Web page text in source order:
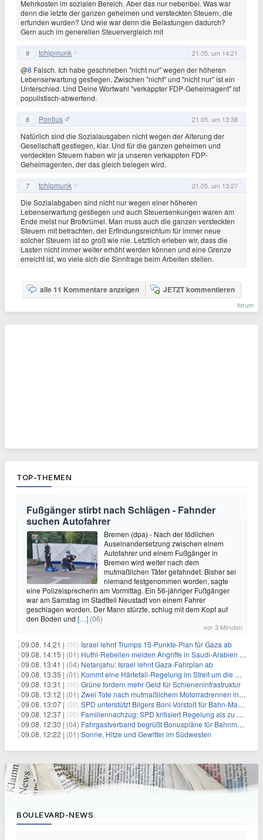
Mehrkosten im sozialen Bereich. Aber das nur nebenbei. Was war
denn die letzte der ganzen geheimen und versteckten Steuern, die
erfunden wurden? Und wie war denn die Belastungen dadurch?
Gern auch im generellen Steuervergleich mit
9 tchipmunk 21.05. um 14:21
@8 Falsch. Ich habe geschrieben "nicht nur" wegen der höheren
Lebenserwartung gestiegen. Zwischen "nicht" und "nicht nur" ist ein
Unterschied. Und Deine Wortwahl "verkappter FDP-Geheimagent" ist
populistisch-abwertend.
8 Pontius 21.05. um 13:38
Natürlich sind die Sozialausgaben nicht wegen der Alterung der
Gesellschaft gestiegen, klar. Und für die ganzen geheimen und
verdeckten Steuern haben wir ja unseren verkappten FDP-
Geheimagenten, der das gleich belegen wird.
7 tchipmunk 21.05. um 13:27
Die Sozialabgaben sind nicht nur wegen einer höheren
Lebenserwartung gestiegen und auch Steuersenkungen waren am
Ende meist nur Brotkrümel. Man muss auch die ganzen versteckten
Steuern mit betrachten, der Erfindungsreichtum für immer neue
solcher Steuern ist so groß wie nie. Letztlich erleben wir, dass die
Lasten nicht immer weiter erhöht werden können und eine Grenze
erreicht ist, wo viele sich die Sinnfrage beim Arbeiten stellen.
alle 11 Kommentare anzeigen JETZT kommentieren
forum
TOP-THEMEN
Fußgänger stirbt nach Schlägen - Fahnder
suchen Autofahrer
Bremen (dpa) - Nach der tödlichen
Auseinandersetzung zwischen einem
Autofahrer und einem Fußgänger in
Bremen wird weiter nach dem
mutmaßlichen Täter gefahndet. Bisher sei
niemand festgenommen worden, sagte
eine Polizeisprecherin am Vormittag. Ein 56-jähriger Fußgänger
war am Samstag im Stadtteil Neustadt von einem Fahrer
geschlagen worden. Der Mann stürzte, schlug mit dem Kopf auf
den Boden und […] (06)
vor 3 Minuten
09.08. 14:21 | (00) Israel lehnt Trumps 15-Punkte-Plan für Gaza ab
09.08. 14:15 | (01) Huthi-Rebellen melden Angriffe in Saudi-Arabien und im Jemen
09.08. 13:41 | (04) Netanjahu: Israel lehnt Gaza-Fahrplan ab
09.08. 13:35 | (01) Kommt eine Härtefall-Regelung im Streit um die Rente mit 63?
09.08. 13:31 | (00) Grüne fordern mehr Geld für Schieneninfrastruktur
09.08. 13:12 | (01) Zwei Tote nach mutmaßlichem Motorradrennen in Köln
09.08. 13:07 | (00) SPD unterstützt Bilgers Boni-Vorstoß für Bahn-Manager
09.08. 12:37 | (00) Familiennachzug: SPD kritisiert Regelung als zu streng
09.08. 12:30 | (04) Fahrgastverband begrüßt Bonuspläne für Bahnmanager
09.08. 12:22 | (01) Sonne, Hitze und Gewitter im Südwesten
BOULEVARD-NEWS